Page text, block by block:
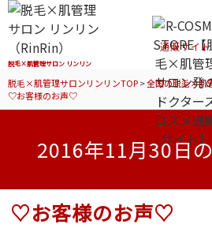
脱毛×肌管理サロン リンリン
通販サイト
脱毛×肌管理サロンリンリンTOP>全国の脱毛×肌
♡お客様のお声♡
2016年11月30日
♡お客様のお声♡